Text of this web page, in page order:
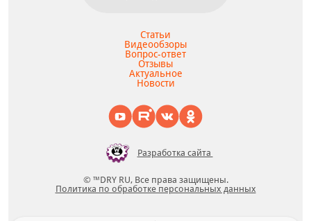
Статьи
Видеообзоры
Вопрос-ответ
Отзывы
Актуальное
Новости
© ™DRY RU, Все права защищены.
Политика по обработке персональных данных
Разработка сайта